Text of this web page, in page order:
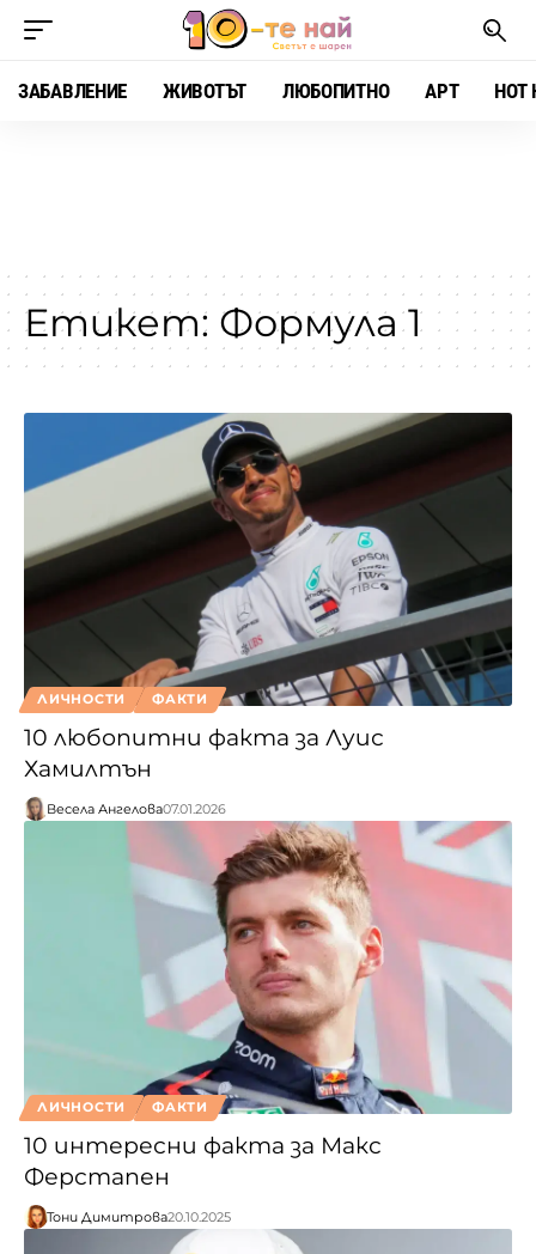
ЗАБАВЛЕНИЕ ЖИВОТЪТ ЛЮБОПИТНО АРТ HOT
Етикет: Формула 1
ЛИЧНОСТИ ФАКТИ
10 любопитни факта за Луис
Хамилтън
Весела Ангелова07.01.2026
ЛИЧНОСТИ ФАКТИ
10 интересни факта за Макс
Ферстапен
Тони Димитрова20.10.2025